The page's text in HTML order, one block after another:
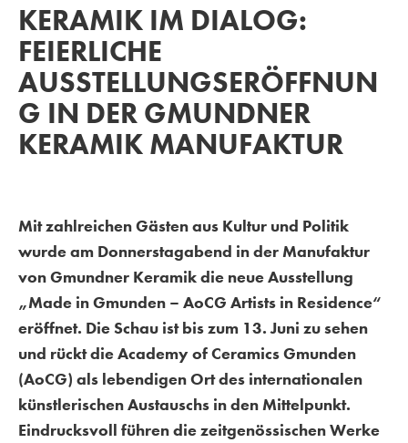
KERAMIK IM DIALOG:
FEIERLICHE
AUSSTELLUNGSERÖFFNUN
G IN DER GMUNDNER
KERAMIK MANUFAKTUR
Mit zahlreichen Gästen aus Kultur und Politik
wurde am Donnerstagabend in der Manufaktur
von Gmundner Keramik die neue Ausstellung
„Made in Gmunden – AoCG Artists in Residence“
eröffnet. Die Schau ist bis zum 13. Juni zu sehen
und rückt die Academy of Ceramics Gmunden
(AoCG) als lebendigen Ort des internationalen
künstlerischen Austauschs in den Mittelpunkt.
Eindrucksvoll führen die zeitgenössischen Werke